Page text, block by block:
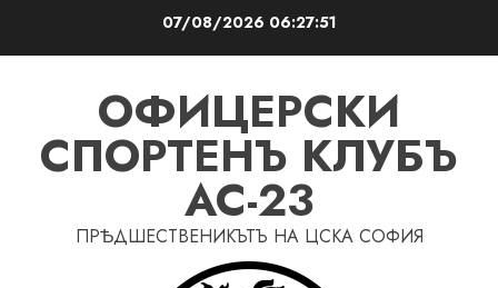
07/08/2026 06:27:52
ОФИЦЕРСКИ
СПОРТЕНЪ КЛУБЪ
AC-23
ПРѢДШЕСТВЕНИКЪТЪ НА ЦСКА СОФИЯ